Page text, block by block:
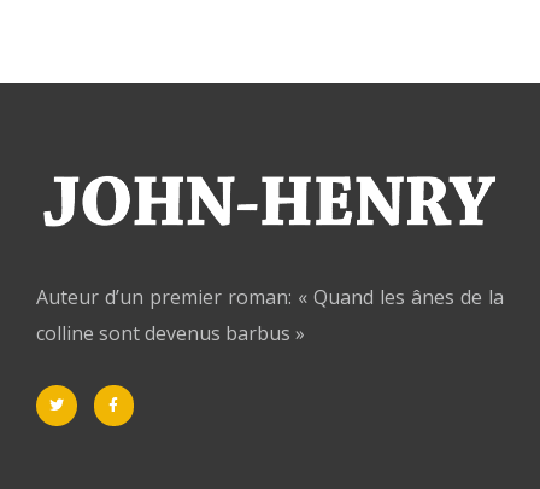
Auteur d’un premier roman: « Quand les ânes de la
colline sont devenus barbus »